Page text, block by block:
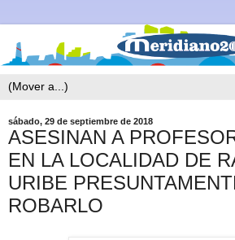
sábado, 29 de septiembre de 2018
ASESINAN A
EN LA LOCALIDAD DE
URIBE
ROBARLO